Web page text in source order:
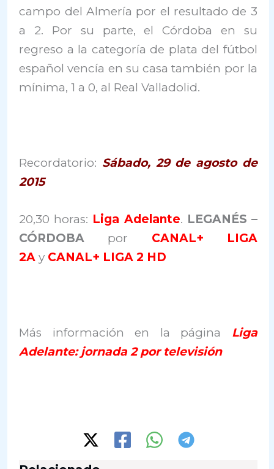
campo del Almería por el resultado de 3
a 2. Por su parte, el Córdoba en su
regreso a la categoría de plata del fútbol
español vencía en su casa también por la
mínima, 1 a 0, al Real Valladolid.
Recordatorio: Sábado, 29 de agosto de
2015
20,30 horas: Liga Adelante. LEGANÉS –
CÓRDOBA por CANAL+ LIGA
2A y CANAL+ LIGA 2 HD
Más información en la página Liga
Adelante: jornada 2 por televisión